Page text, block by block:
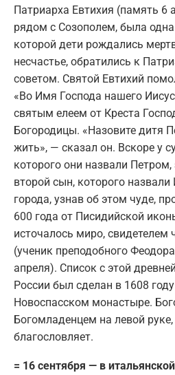
Патриарха Евтихия (память 6
рядом с Созополем, была одна
которой дети рождались
несчастье, обратились к
советом. Святой Евтихий
«Во Имя Господа нашего
святым елеем от Креста
Богородицы. «Назовите дитя
жить», — сказал он. Вскоре у
которого они назвали Петром,
второй сын, которого
города, узнав об этом чуде,
600 года от Писидийской
источалось миро, свидетелем
(ученик преподобного
апреля). Список с этой
России был сделан в 1608
Новоспасском монастыре.
Богомладенцем на левой
благословляет.
= 16 сентября — в